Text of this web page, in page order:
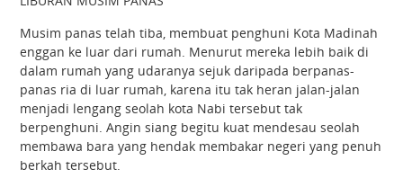
Musim panas telah tiba, membuat penghuni Kota Madinah
enggan ke luar dari rumah. Menurut mereka lebih baik di
dalam rumah yang udaranya sejuk daripada berpanas-
panas ria di luar rumah, karena itu tak heran jalan-jalan
menjadi lengang seolah kota Nabi tersebut tak
berpenghuni. Angin siang begitu kuat mendesau seolah
membawa bara yang hendak membakar negeri yang penuh
berkah tersebut.